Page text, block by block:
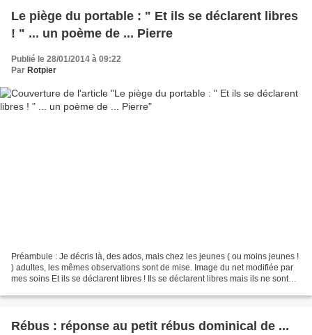
Le piège du portable : " Et ils se déclarent libres
! " ... un poème de ... Pierre
Publié le 28/01/2014 à 09:22
Par Rotpier
Préambule : Je décris là, des ados, mais chez les jeunes ( ou moins jeunes !
) adultes, les mêmes observations sont de mise. Image du net modifiée par
mes soins Et ils se déclarent libres ! Ils se déclarent libres mais ils ne sont
Rébus : réponse au petit rébus dominical de ...